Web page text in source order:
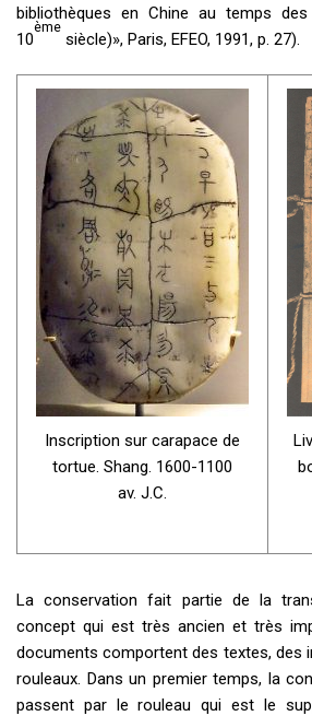
bibliothèques en Chine au temps des
10
ème
siècle)», Paris, EFEO, 1991, p. 27).
Inscription sur carapace de
tortue. Shang. 1600-1100
av. J.C.
La conservation fait partie de la
concept qui est très ancien et très
documents comportent des textes, des
rouleaux. Dans un premier temps, la
passent par le rouleau qui est le